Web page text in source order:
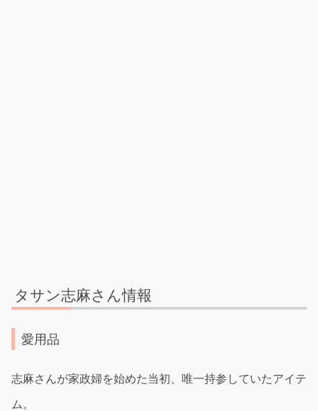
タサン志麻さん情報
愛用品
志麻さんが家政婦を始めた当初、唯一持参していたアイテ
ム。